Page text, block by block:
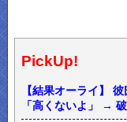
PickUp!
【結果オーライ】
「高くないよ」 →